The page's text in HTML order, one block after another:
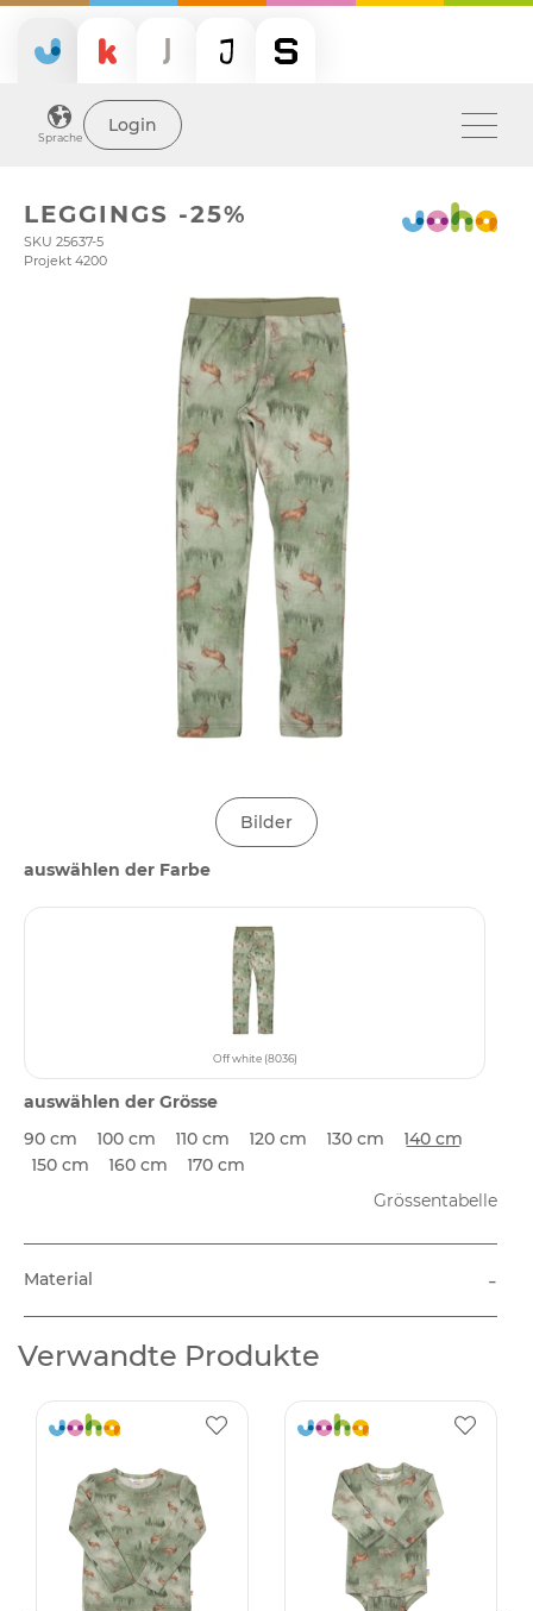
Sprache
Login
LEGGINGS -25%
SKU 25637-5
Projekt 4200
Bilder
auswählen der Farbe
Off white (8036)
auswählen der Grösse
90 cm
100 cm 110 cm 120 cm 130 cm
140 cm
150 cm
160 cm
170 cm
Grössentabelle
Material -
Verwandte Produkte